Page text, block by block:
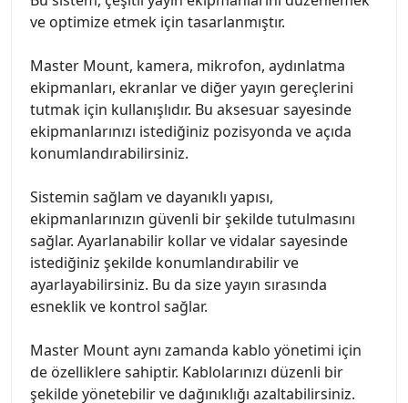
ve optimize etmek için tasarlanmıştır.
Master Mount, kamera, mikrofon, aydınlatma
ekipmanları, ekranlar ve diğer yayın gereçlerini
tutmak için kullanışlıdır. Bu aksesuar sayesinde
ekipmanlarınızı istediğiniz pozisyonda ve açıda
konumlandırabilirsiniz.
Sistemin sağlam ve dayanıklı yapısı,
ekipmanlarınızın güvenli bir şekilde tutulmasını
sağlar. Ayarlanabilir kollar ve vidalar sayesinde
istediğiniz şekilde konumlandırabilir ve
ayarlayabilirsiniz. Bu da size yayın sırasında
esneklik ve kontrol sağlar.
Master Mount aynı zamanda kablo yönetimi için
de özelliklere sahiptir. Kablolarınızı düzenli bir
şekilde yönetebilir ve dağınıklığı azaltabilirsiniz.